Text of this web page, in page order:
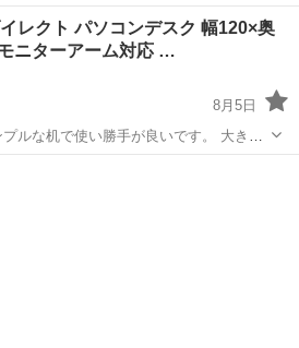
コンパクトに収納可能な、省スペース設
ドロップリーフをスライドして折りたた
テーブル
レクト パソコンデスク 幅120×奥
ニターアーム対応 …
8月5日
ルな机で使い勝手が良いです。 大きい
い致します。